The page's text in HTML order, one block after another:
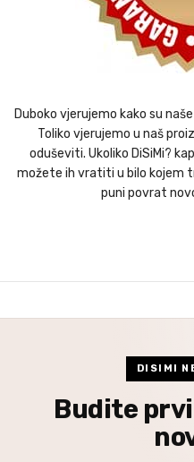
Duboko vjerujemo kako su
Toliko vjerujemo u naš
oduševiti. Ukoliko DiSiMi?
možete ih vratiti u bilo kojem
puni povrat
DISIMI
Budite